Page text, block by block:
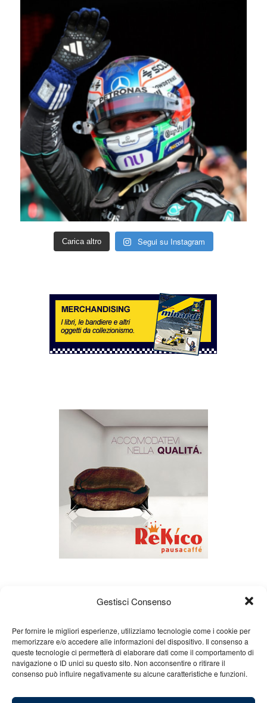
Gestisci Consenso
Per fornire le migliori esperienze, utilizziamo tecnologie come i cookie per
memorizzare e/o accedere alle informazioni del dispositivo. Il consenso a
queste tecnologie ci permetterà di elaborare dati come il comportamento di
navigazione o ID unici su questo sito. Non acconsentire o ritirare il
consenso può influire negativamente su alcune caratteristiche e funzioni.
Carica altro Segui su Instagram
Chi siamo Gian Carlo Minardi
Gear
Merchandising
Partners Contatti